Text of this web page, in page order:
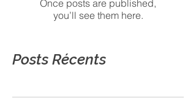
Once posts are published,
you’ll see them here.
Posts Récents